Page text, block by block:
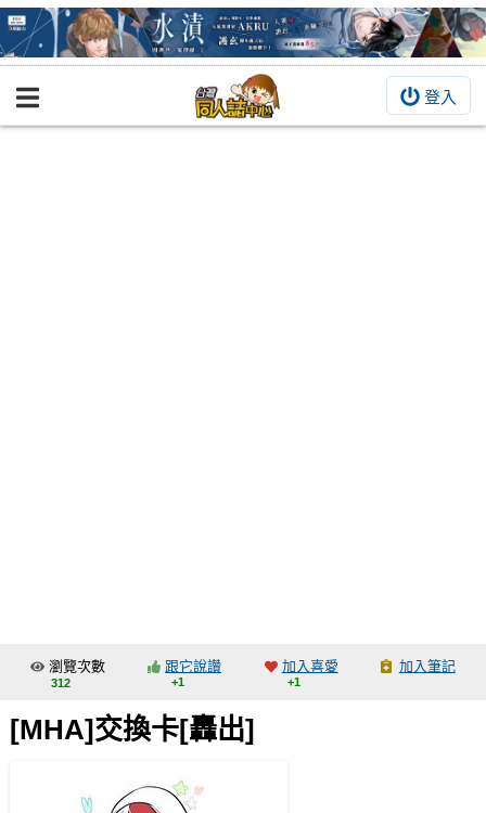
登入
BOOKY書集倉庫
交流中心
攤位轉讓區
會員中心
瀏覽次數
312
跟它說讚
+1
加入喜愛
+1
加入筆記
[MHA]交換卡[轟出]